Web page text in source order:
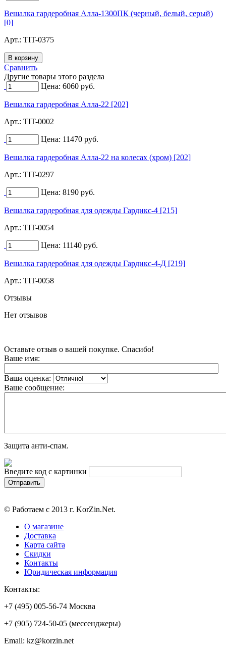
Вешалка гардеробная Алла-1300ПК (черный, белый, серый)
[0]
Арт.: TIT-0375
Сравнить
Другие товары этого раздела
Цена: 6060 руб.
Вешалка гардеробная Алла-22 [202]
Арт.: TIT-0002
Цена: 11470 руб.
Вешалка гардеробная Алла-22 на колесах (хром) [202]
Арт.: TIT-0297
Цена: 8190 руб.
Вешалка гардеробная для одежды Гардикс-4 [215]
Арт.: TIT-0054
Цена: 11140 руб.
Вешалка гардеробная для одежды Гардикс-4-Д [219]
Арт.: TIT-0058
Отзывы
Нет отзывов
Оставьте отзыв о вашей покупке. Спасибо!
Ваше имя:
Ваша оценка:
Ваше сообщение:
Защита анти-спам.
Введите код с картинки
© Работаем с 2013 г. KorZin.Net.
О магазине
Доставка
Карта сайта
Скидки
Контакты
Юридическая информация
Контакты:
+7 (495) 005-56-74 Москва
+7 (905) 724-50-05 (мессенджеры)
Email: kz@korzin.net